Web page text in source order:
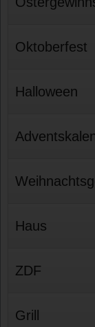
Oktoberfest
Halloween
Haus
ZDF
Grill